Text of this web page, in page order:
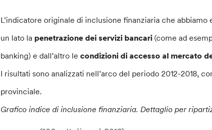
L’indicatore originale di inclusione finanziaria che
un lato la penetrazione dei servizi bancari (come ad
banking) e dall’altro lecondizioni di accesso al mercato
I risultati sono analizzati nell’arco del periodo 2012-2018,
provinciale.
Grafico indice di inclusione finanziaria. Dettaglio per